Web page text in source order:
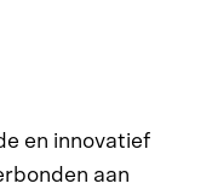
en innovatief
aan